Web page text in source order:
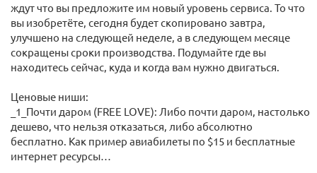
ждут что вы предложите им новый уровень сервиса. То что
вы изобретёте, сегодня будет скопировано завтра,
улучшено на следующей неделе, а в следующем месяце
сокращены сроки производства. Подумайте где вы
находитесь сейчас, куда и когда вам нужно двигаться.
Ценовые ниши:
_1_Почти даром (FREE LOVE): Либо почти даром, настолько
дешево, что нельзя отказаться, либо абсолютно
бесплатно. Как пример авиабилеты по $15 и бесплатные
интернет ресурсы…